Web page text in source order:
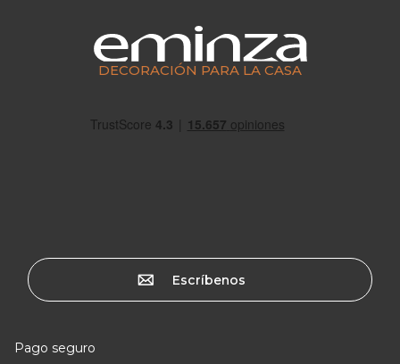
DECORACIÓN PARA LA CASA
Escríbenos
Pago seguro